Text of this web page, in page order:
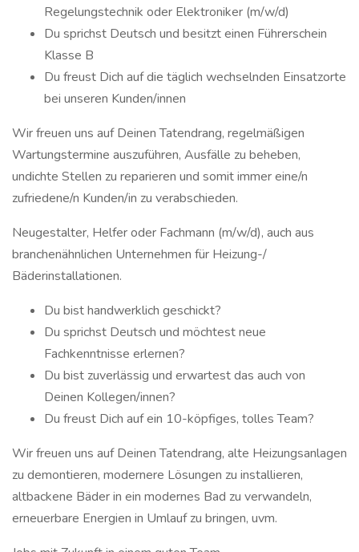
Regelungstechnik oder Elektroniker (m/w/d)
Du sprichst Deutsch und besitzt einen Führerschein
Klasse B
Du freust Dich auf die täglich wechselnden Einsatzorte
bei unseren Kunden/innen
Wir freuen uns auf Deinen Tatendrang, regelmäßigen
Wartungstermine auszuführen, Ausfälle zu beheben,
undichte Stellen zu reparieren und somit immer eine/n
zufriedene/n Kunden/in zu verabschieden.
Neugestalter, Helfer oder Fachmann (m/w/d), auch aus
branchenähnlichen Unternehmen für Heizung-/
Bäderinstallationen.
Du bist handwerklich geschickt?
Du sprichst Deutsch und möchtest neue
Fachkenntnisse erlernen?
Du bist zuverlässig und erwartest das auch von
Deinen Kollegen/innen?
Du freust Dich auf ein 10-köpfiges, tolles Team?
Wir freuen uns auf Deinen Tatendrang, alte Heizungsanlagen
zu demontieren, modernere Lösungen zu installieren,
altbackene Bäder in ein modernes Bad zu verwandeln,
erneuerbare Energien in Umlauf zu bringen, uvm.